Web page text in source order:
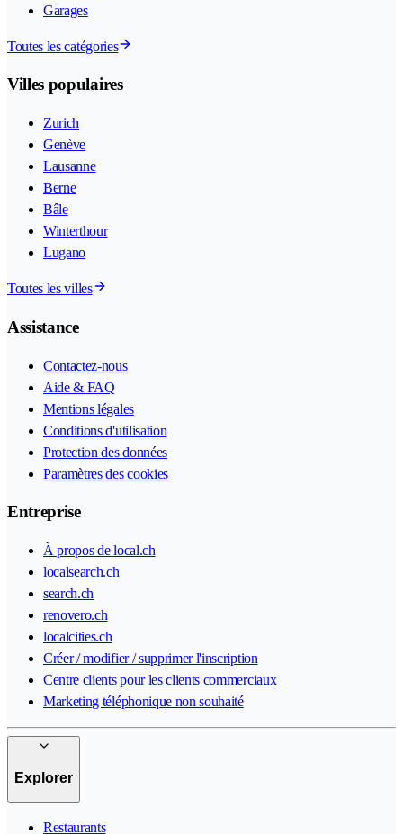
Garages
Toutes les catégories
Villes populaires
Zurich
Genève
Lausanne
Berne
Bâle
Winterthour
Lugano
Toutes les villes
Assistance
Contactez-nous
Aide & FAQ
Mentions légales
Conditions d'utilisation
Protection des données
Paramètres des cookies
Entreprise
À propos de local.ch
localsearch.ch
search.ch
renovero.ch
localcities.ch
Créer / modifier / supprimer l'inscription
Centre clients pour les clients commerciaux
Marketing téléphonique non souhaité
Explorer
Restaurants